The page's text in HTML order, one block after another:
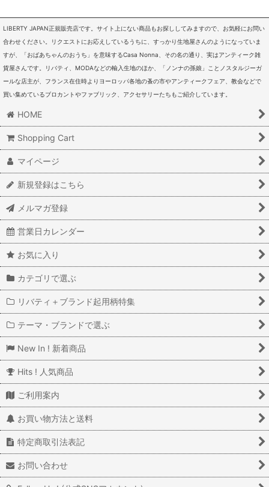
LIBERTY JAPAN正規販売店です。サイト上にない商品もお探ししてみますので、お気軽にお問い
合わせください。リクエストにお応えしているうちに、すっかり生地屋さんのようになっていま
すが、「おばあちゃんのおうち」を意味するCasa Nonna、その名の通り、実はアンティーク雑
貨屋さんです。リバティ、MODAなどの輸入生地のほか、「ノンナの孫娘」ことノスタルジーガ
ールな店主が、フランス在住時よりヨーロッパ各地の蚤の市やアンティークフェア、教会などで
買い集めているブロカントやファブリック、アクセサリーたちもご紹介しています。
HOME
Shopping Cart
マイページ
新規登録はこちら
メルマガ登録
営業日カレンダー
お気に入り
カテゴリで選ぶ
リバティ＋ブランド起用柄特集
テーマ・ブランドで選ぶ
New In ! 新着商品
Hits ! 人気商品
ご利用案内
お買い物方法と送料
特定商取引法表記
お問い合わせ